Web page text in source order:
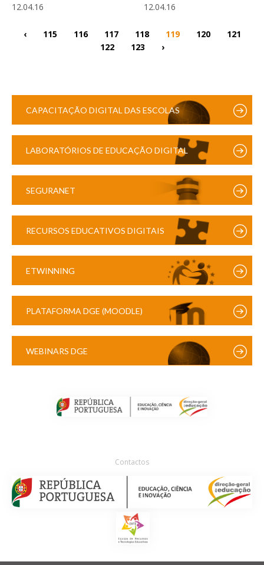
12.04.16
12.04.16
‹ 115 116 117 118 119 120
121
122
123 ›
CAPACITAÇÃO DIGITAL DAS ESCOLAS
LABORATÓRIOS DE EDUCAÇÃO DIGITAL
SEGURANET
RECURSOS EDUCATIVOS DIGITAIS
ETWINNING
PLATAFORMA DGE (MOODLE)
WEBINARS DGE
Contactos